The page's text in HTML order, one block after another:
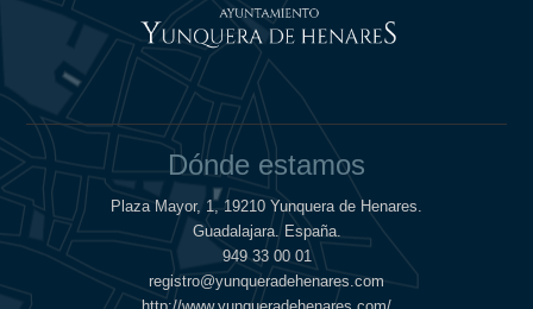
Dónde estamos
Plaza Mayor, 1, 19210 Yunquera de Henares.
Guadalajara. España.
949 33 00 01
registro@yunqueradehenares.com